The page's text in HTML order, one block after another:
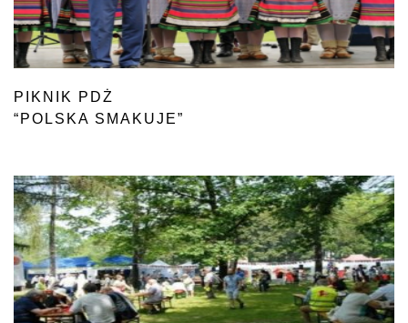
PIKNIK PDŻ
“POLSKA SMAKUJE”